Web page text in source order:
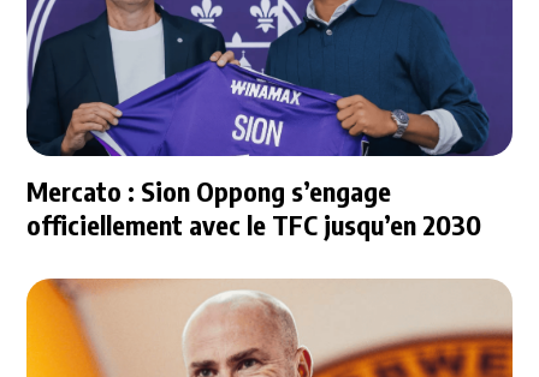
Mercato : Sion Oppong s’engage
officiellement avec le TFC jusqu’en 2030